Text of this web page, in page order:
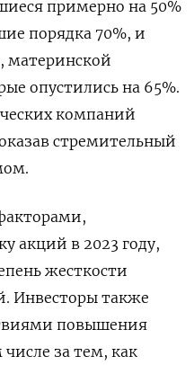
примерно на 50%
порядка 70%, и
материнской
опустились на 65%.
компаний
стремительный
акций в 2023 году,
жесткости
Инвесторы также
повышения
за тем, как